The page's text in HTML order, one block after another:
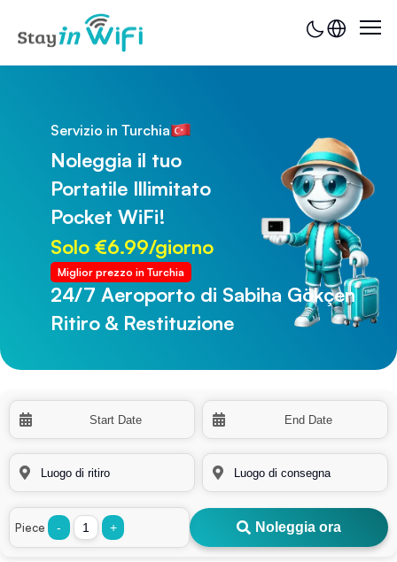
Servizio in Turchia
Noleggia il tuo
Portatile Illimitato
Pocket WiFi!
Solo €6.99/giorno
Miglior prezzo in Turchia
24/7 Aeroporto di Sabiha Gökçen
Ritiro & Restituzione
24/7 Aeroporto di Trabzon
Ritiro & Restituzione
Piece - + Noleggia ora